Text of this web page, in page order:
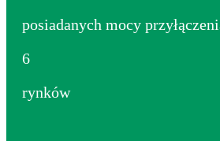
posiadanych mocy
6
rynków